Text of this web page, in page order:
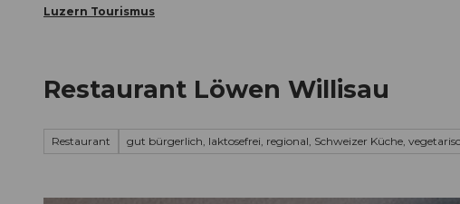
Luzern Tourismus
Restaurant Löwen Willisau
Restaurant gut bürgerlich, laktosefrei, regional, Schweizer Küche,